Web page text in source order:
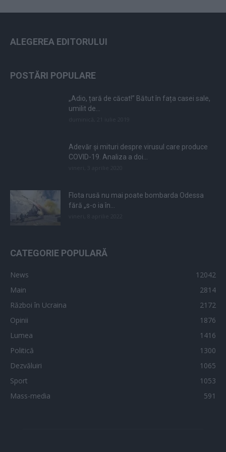
ALEGEREA EDITORULUI
POSTĂRI POPULARE
„Adio, țară de căcat!” Bătut în fața casei sale,
umilit de...
Adevăr și mituri despre virusul care produce
COVID-19. Analiza a doi...
Flota rusă nu mai poate bombarda Odessa
fără „s-o ia în...
CATEGORIE POPULARĂ
News
12042
Main
2814
Război în Ucraina
2172
Opinii
1876
Lumea
1416
Politică
1300
Dezvăluiri
1065
Sport
1053
Mass-media
591